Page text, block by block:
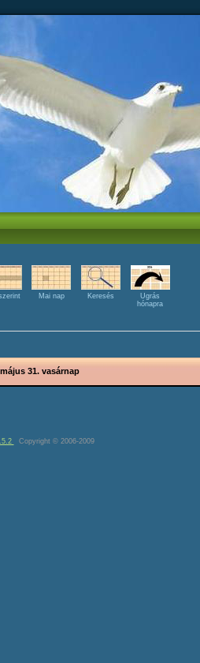
Mai nap Keresés
Ugrás
hónapra
31. vasárnap
Copyright © 2006-2009